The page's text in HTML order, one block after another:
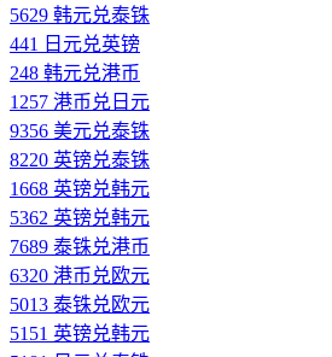
5629 韩元兑泰铢
441 日元兑英镑
248 韩元兑港币
1257 港币兑日元
9356 美元兑泰铢
8220 英镑兑泰铢
1668 英镑兑韩元
5362 英镑兑韩元
7689 泰铢兑港币
6320 港币兑欧元
5013 泰铢兑欧元
5151 英镑兑韩元